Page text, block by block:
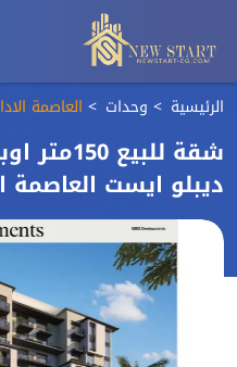
الرئيسية وحدات العاصمة
شقة
ديبلو ايست العاصمة